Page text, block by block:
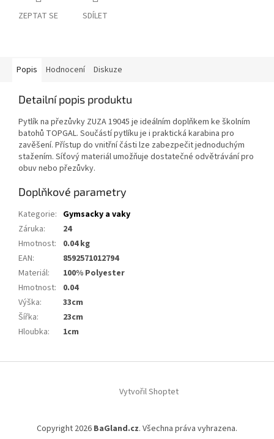
ZEPTAT SE SDÍLET
Popis Hodnocení Diskuze
Detailní popis produktu
Pytlík na přezůvky ZUZA 19045 je ideálním doplňkem ke školním
batohů TOPGAL. Součástí pytlíku je i praktická karabina pro
zavěšení. Přístup do vnitřní části lze zabezpečit jednoduchým
stažením. Síťový materiál umožňuje dostatečné odvětrávání pro
obuv nebo přezůvky.
Doplňkové parametry
Kategorie: Gymsacky a vaky
Záruka:
24
Hmotnost:
0.04 kg
EAN:
8592571012794
Materiál:
100% Polyester
Hmotnost:
0.04
Výška:
33cm
Šířka:
23cm
Hloubka: 1cm
Vytvořil Shoptet
Copyright 2026 BaGland.cz. Všechna práva vyhrazena.